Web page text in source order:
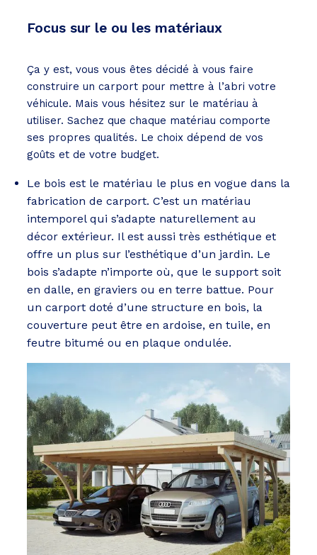
Focus sur le ou les matériaux
Ça y est, vous vous êtes décidé à vous faire
construire un carport pour mettre à l’abri votre
véhicule. Mais vous hésitez sur le matériau à
utiliser. Sachez que chaque matériau comporte
ses propres qualités. Le choix dépend de vos
goûts et de votre budget.
Le bois est le matériau le plus en vogue dans la
fabrication de carport. C’est un matériau
intemporel qui s’adapte naturellement au
décor extérieur. Il est aussi très esthétique et
offre un plus sur l’esthétique d’un jardin. Le
bois s’adapte n’importe où, que le support soit
en dalle, en graviers ou en terre battue. Pour
un carport doté d’une structure en bois, la
couverture peut être en ardoise, en tuile, en
feutre bitumé ou en plaque ondulée.